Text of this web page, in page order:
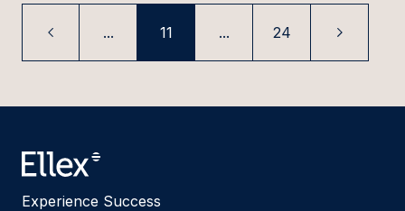
... 11 ... 24
Experience Success